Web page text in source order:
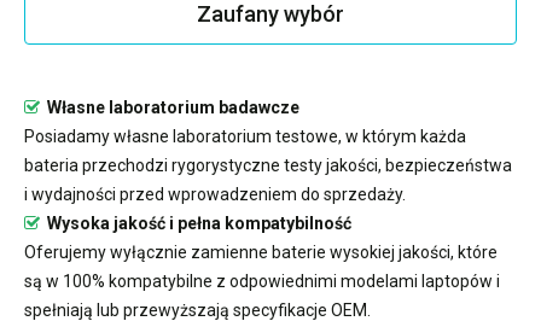
Zaufany wybór
Własne laboratorium badawcze
Posiadamy własne laboratorium testowe, w którym każda
bateria przechodzi rygorystyczne testy jakości, bezpieczeństwa
i wydajności przed wprowadzeniem do sprzedaży.
Wysoka jakość i pełna kompatybilność
Oferujemy wyłącznie zamienne baterie wysokiej jakości, które
są w 100% kompatybilne z odpowiednimi modelami laptopów i
spełniają lub przewyższają specyfikacje OEM.